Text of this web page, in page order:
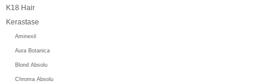
K18 Hair
Kerastase
Aminexil
Aura Botanica
Blond Absolu
Chroma Absolu